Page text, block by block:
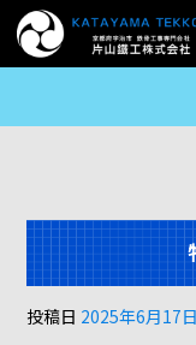
投稿日 2025年6月17日